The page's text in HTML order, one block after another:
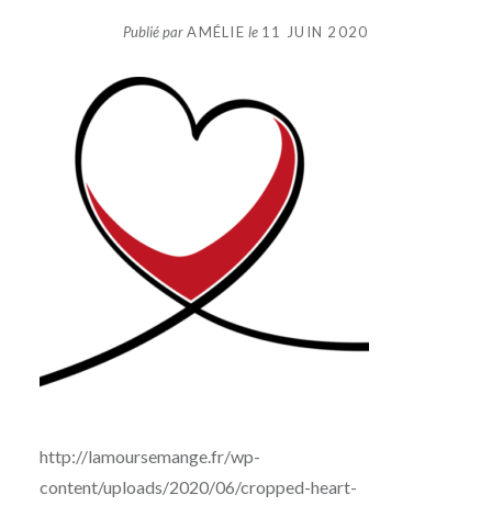
Publié parAMÉLIE le 11 JUIN 2020
http://lamoursemange.fr/wp-
content/uploads/2020/06/cropped-heart-